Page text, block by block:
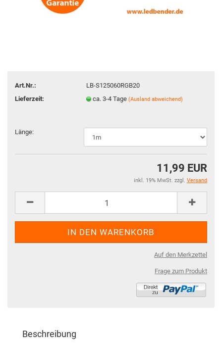
Art.Nr.:
LB-S125060RGB20
Lieferzeit:
ca. 3-4 Tage(Ausland abweichend)
Länge:
11,99 EUR
inkl. 19% MwSt. zzgl. Versand
Auf den Merkzettel
Frage zum Produkt
Beschreibung